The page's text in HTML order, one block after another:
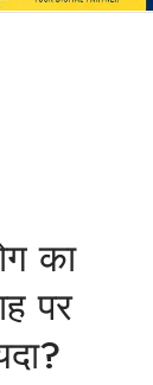
का
पर